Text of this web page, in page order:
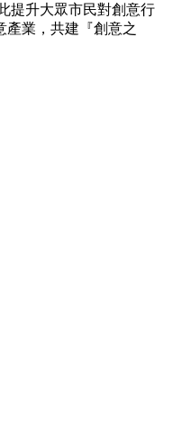
提升大眾市民對創意行
產業，共建『創意之